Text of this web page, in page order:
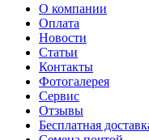
Тмин
Трава для чая
Туласи
Укроп
Фенхель
Хризантема
Цикорий
Цикорий
Черемша
О компании
Оплата
Новости
Статьи
Контакты
Фотогалерея​
Сервис
Отзывы
Бесплатная